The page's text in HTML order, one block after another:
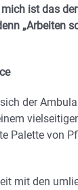
ist das
„Arbeiten
der
Palette von
mit den